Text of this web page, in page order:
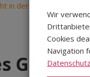
in der Dekanatsjugend
Wir
Cookies
Navigation
Datenschutz